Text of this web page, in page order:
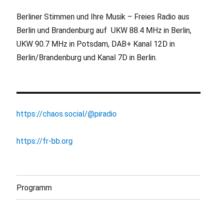
Berliner Stimmen und Ihre Musik – Freies Radio aus
Berlin und Brandenburg auf UKW 88.4 MHz in Berlin,
UKW 90.7 MHz in Potsdam, DAB+ Kanal 12D in
Berlin/Brandenburg und Kanal 7D in Berlin.
https://chaos.social/@piradio
https://fr-bb.org
Programm